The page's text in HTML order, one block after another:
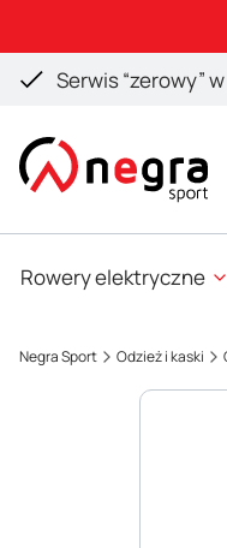
Serwis “zerowy”
Rowery elektryczne
Negra Sport Odzież i kaski